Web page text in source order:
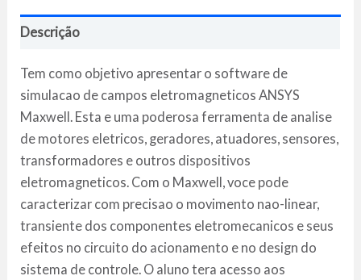
-
ESSS
Descrição
Tem como objetivo apresentar o software de
simulacao de campos eletromagneticos ANSYS
Maxwell. Esta e uma poderosa ferramenta de analise
de motores eletricos, geradores, atuadores, sensores,
transformadores e outros dispositivos
eletromagneticos. Com o Maxwell, voce pode
caracterizar com precisao o movimento nao-linear,
transiente dos componentes eletromecanicos e seus
efeitos no circuito do acionamento e no design do
sistema de controle. O aluno tera acesso aos